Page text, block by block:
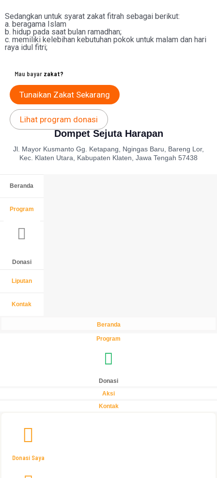
Sedangkan untuk syarat zakat fitrah sebagai berikut:
a. beragama Islam
b. hidup pada saat bulan ramadhan;
c. memiliki kelebihan kebutuhan pokok untuk malam dan hari
raya idul fitri;
Mau bayar zakat?
Tunaikan Zakat Sekarang
Lihat program donasi
Dompet Sejuta Harapan
Jl. Mayor Kusmanto Gg. Ketapang, Ngingas Baru, Bareng Lor,
Kec. Klaten Utara, Kabupaten Klaten, Jawa Tengah 57438
Beranda
Program
Donasi
Liputan
Kontak
Beranda
Program
Donasi
Aksi
Kontak
Donasi Saya